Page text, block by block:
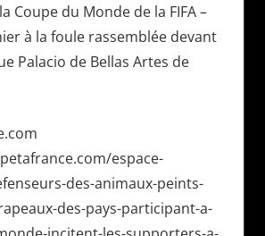
Coupe du Monde de la FIFA –
à la foule rassemblée devant
Palacio de Bellas Artes de
espace-
des-animaux-peints-
des-pays-participant-a-